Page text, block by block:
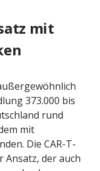
mit
373.000 bis
rund
mit
Die CAR-T-
Ansatz, der auch